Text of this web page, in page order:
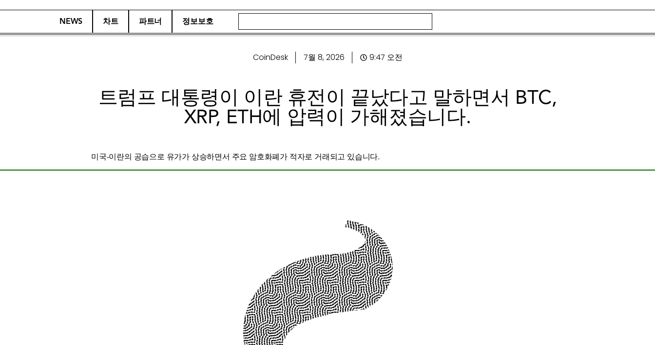
NEWS 차트 파트너 정보보호
CoinDesk 7월 8, 2026 9:47 오전
트럼프 대통령이 이란 휴전이 끝났다고 말하면서 BTC,
XRP, ETH에 압력이 가해졌습니다.
미국-이란의 공습으로 유가가 상승하면서 주요 암호화폐가 적자로 거래되고 있습니다.